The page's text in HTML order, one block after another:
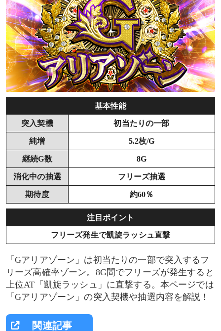
基本性能
突入契機 初当たりの一部
純増 5.2枚/G
継続G数 8G
消化中の抽選 フリーズ抽選
期待度 約60％
注目ポイント
フリーズ発生で凱旋ラッシュ直撃
「Gアリアゾーン」は初当たりの一部で突入するフ
リーズ高確率ゾーン。8G間でフリーズが発生すると
上位AT「凱旋ラッシュ」に直撃する。本ページでは
「Gアリアゾーン」の突入契機や抽選内容を解説！